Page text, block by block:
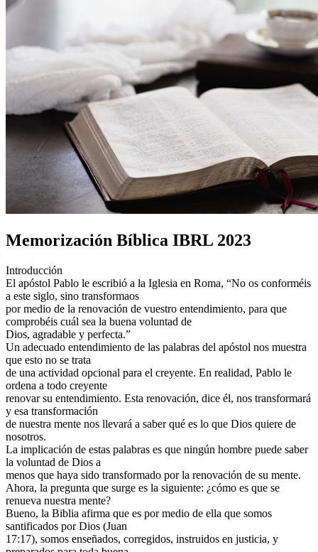
Memorización Bíblica IBRL 2023
Introducción
El apóstol Pablo le escribió a la Iglesia en Roma, “No os conforméis
a este siglo, sino transformaos
por medio de la renovación de vuestro entendimiento, para que
comprobéis cuál sea la buena voluntad de
Dios, agradable y perfecta.”
Un adecuado entendimiento de las palabras del apóstol nos muestra
que esto no se trata
de una actividad opcional para el creyente. En realidad, Pablo le
ordena a todo creyente
renovar su entendimiento. Esta renovación, dice él, nos transformará
y esa transformación
de nuestra mente nos llevará a saber qué es lo que Dios quiere de
nosotros.
La implicación de estas palabras es que ningún hombre puede saber
la voluntad de Dios a
menos que haya sido transformado por la renovación de su mente.
Ahora, la pregunta que surge es la siguiente: ¿cómo es que se
renueva nuestra mente?
Bueno, la Biblia afirma que es por medio de ella que somos
santificados por Dios (Juan
17:17), somos enseñados, corregidos, instruidos en justicia, y